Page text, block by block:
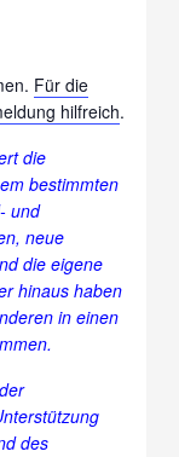
Für die
hilfreich.
die
bestimmten
und
neue
die eigene
hinaus haben
in einen
des